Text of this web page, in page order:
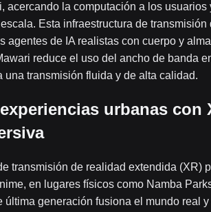
acercando la computación a los
Esta infraestructura de
de IA realistas con cuerpo y
reduce el uso del ancho de banda
transmisión fluida y de alta calidad.
urbanas con
transmisión de realidad extendida (XR)
en lugares físicos como Namba
generación fusiona el mundo real